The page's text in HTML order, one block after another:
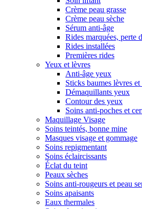
Crème peau grasse
Crème peau sèche
Sérum anti-âge
Rides marquées, perte
Rides installées
Premières rides
Yeux et lèvres
Anti-âge yeux
Sticks baumes lèvres et
Démaquillants yeux
Contour des yeux
Soins anti-poches et
Maquillage Visage
Soins teintés, bonne mine
Masques visage et gommage
Soins repigmentant
Soins éclaircissants
Éclat du teint
Peaux sèches
Soins anti-rougeurs et peau
Soins apaisants
Eaux thermales